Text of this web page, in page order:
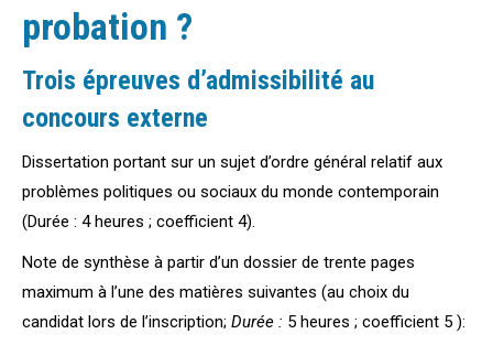
probation ?
Trois épreuves d’admissibilité au
concours externe
Dissertation portant sur un sujet d’ordre général relatif aux
problèmes politiques ou sociaux du monde contemporain
(Durée : 4 heures ; coefficient 4).
Note de synthèse à partir d’un dossier de trente pages
maximum à l’une des matières suivantes (au choix du
candidat lors de l’inscription; Durée : 5 heures ; coefficient 5 ):